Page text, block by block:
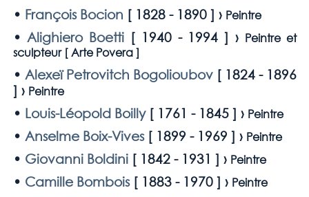
• François Bocion [ 1828 - 1890] › Peintre
• Alighiero Boetti [ 1940 - 1994 ] › Peintre et
sculpteur [Arte Povera]
• Alexeï Petrovitch Bogolioubov[ 1824 - 1896
] › Peintre
• Louis-Léopold Boilly[ 1761 - 1845] › Peintre
• Anselme Boix-Vives[ 1899 - 1969 ] › Peintre
• Giovanni Boldini[ 1842 - 1931 ] › Peintre
• Camille Bombois[ 1883 - 1970] › Peintre